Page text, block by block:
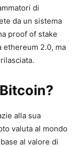
di
da un sistema
proof of stake
ethereum 2.0, ma
alla sua
valuta al mondo
al valore di